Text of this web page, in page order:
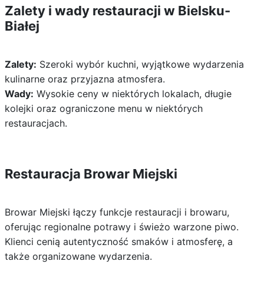
Zalety i wady restauracji w Bielsku-
Białej
Zalety: Szeroki wybór kuchni, wyjątkowe wydarzenia
kulinarne oraz przyjazna atmosfera.
Wady: Wysokie ceny w niektórych lokalach, długie
kolejki oraz ograniczone menu w niektórych
restauracjach.
Restauracja Browar Miejski
Browar Miejski łączy funkcje restauracji i browaru,
oferując regionalne potrawy i świeżo warzone piwo.
Klienci cenią autentyczność smaków i atmosferę, a
także organizowane wydarzenia.